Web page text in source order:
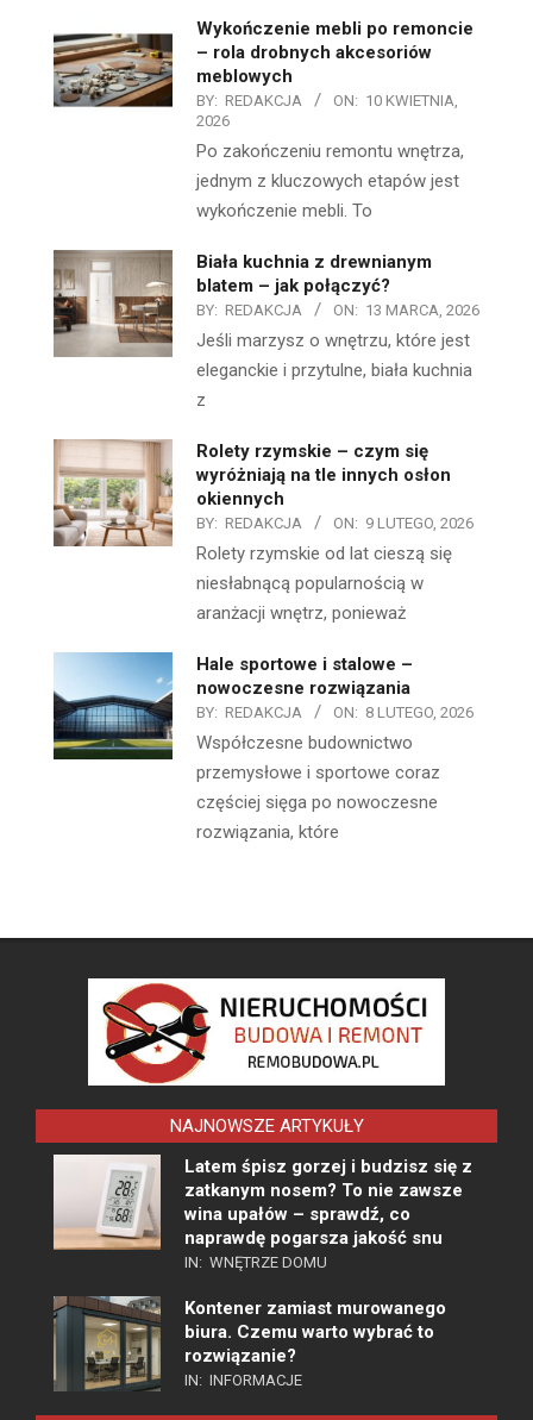
Wykończenie mebli po remoncie
– rola drobnych akcesoriów
meblowych
BY: REDAKCJA ON: 10 KWIETNIA,
2026
Po zakończeniu remontu wnętrza,
jednym z kluczowych etapów jest
wykończenie mebli. To
Biała kuchnia z drewnianym
blatem – jak połączyć?
BY: REDAKCJA ON: 13 MARCA, 2026
Jeśli marzysz o wnętrzu, które jest
eleganckie i przytulne, biała kuchnia
z
Rolety rzymskie – czym się
wyróżniają na tle innych osłon
okiennych
BY: REDAKCJA ON: 9 LUTEGO, 2026
Rolety rzymskie od lat cieszą się
niesłabnącą popularnością w
aranżacji wnętrz, ponieważ
Hale sportowe i stalowe –
nowoczesne rozwiązania
BY: REDAKCJA ON: 8 LUTEGO, 2026
Współczesne budownictwo
przemysłowe i sportowe coraz
częściej sięga po nowoczesne
rozwiązania, które
NAJNOWSZE ARTYKUŁY
Latem śpisz gorzej i budzisz się z
zatkanym nosem? To nie zawsze
wina upałów – sprawdź, co
naprawdę pogarsza jakość snu
IN: WNĘTRZE DOMU
Kontener zamiast murowanego
biura. Czemu warto wybrać to
rozwiązanie?
IN: INFORMACJE